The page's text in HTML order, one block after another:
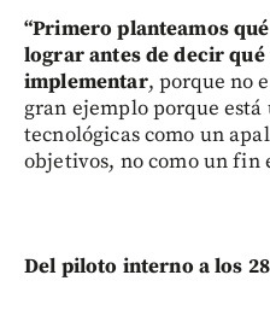
“Primero planteamos
lograr antes de decir
implementar, porque no
gran ejemplo porque
tecnológicas como un
objetivos, no como un fin
Del piloto interno a los